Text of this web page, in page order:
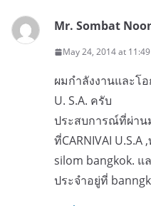
Mr. Sombat
May 24, 2014 at
ผมกำลังงานและโ
U. S.A. ครับ
ประสบการณ์ที่ผ่าน
ที่CARNIVAI
silom bangkok. แ
ประจำอยู่ที่